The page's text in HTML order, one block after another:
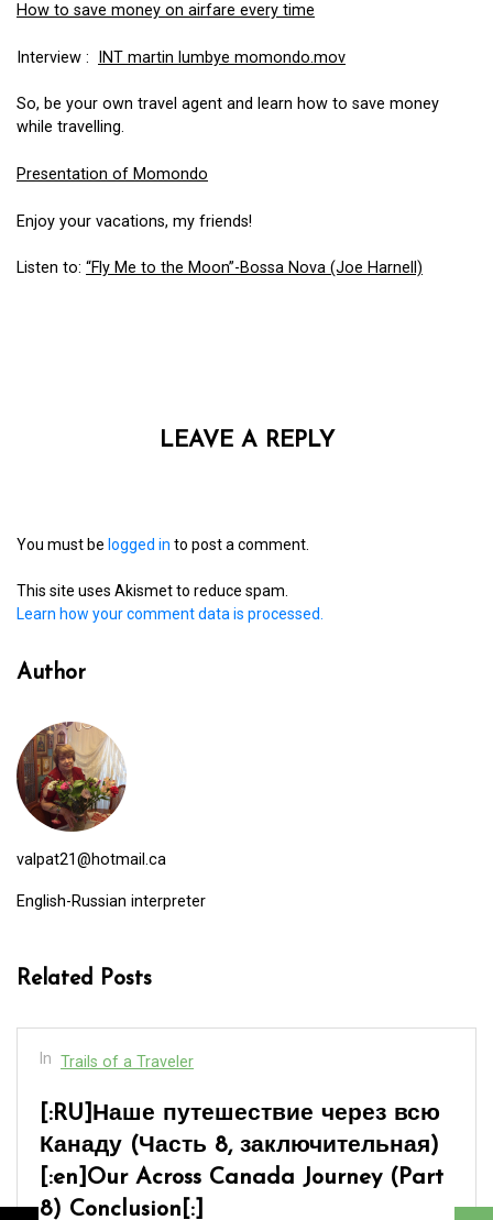
How to save money on airfare every time
Interview : INT martin lumbye momondo.mov
So, be your own travel agent and learn how to save money
while travelling.
Presentation of Momondo
Enjoy your vacations, my friends!
Listen to: “Fly Me to the Moon”-Bossa Nova (Joe Harnell)
LEAVE A REPLY
You must be logged in to post a comment.
This site uses Akismet to reduce spam.
Learn how your comment data is processed.
Author
valpat21@hotmail.ca
English-Russian interpreter
Related Posts
In Trails of a Traveler
[:RU]Наше путешествие через всю
Канаду (Часть 7)[:en]Our Across
Canada Journey (Part 7)[:]